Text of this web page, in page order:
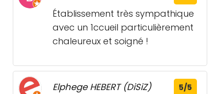
Établissement très sympathique
avec un 1ccueil particulièrement
chaleureux et soigné !
Elphege HEBERT (DiSiZ) 5/5